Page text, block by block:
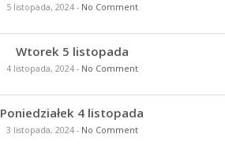
5 listopada, 2024- No Comment
Wtorek 5 listopada
4 listopada, 2024- No Comment
Poniedziałek 4 listopada
3 listopada, 2024- No Comment